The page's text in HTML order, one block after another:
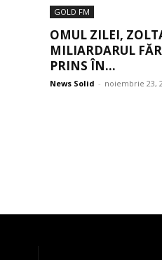
GOLD FM
OMUL ZILEI,
MILIARDARUL
PRINS ÎN...
News Solid - noiembrie 23,